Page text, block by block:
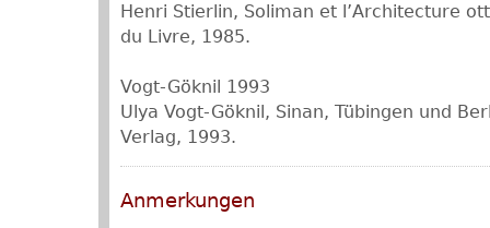
Henri Stierlin, Soliman et l’Architecture
du Livre, 1985.
Vogt-Göknil 1993
Ulya Vogt-Göknil, Sinan, Tübingen und
Verlag, 1993.
Anmerkungen